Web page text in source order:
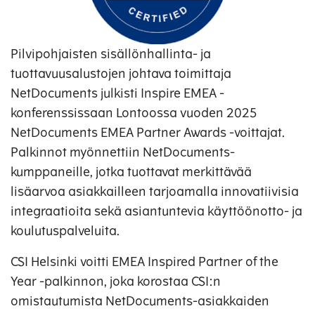
Pilvipohjaisten sisällönhallinta- ja
tuottavuusalustojen johtava toimittaja
NetDocuments julkisti Inspire EMEA -
konferenssissaan Lontoossa vuoden 2025
NetDocuments EMEA Partner Awards -voittajat.
Palkinnot myönnettiin NetDocuments-
kumppaneille, jotka tuottavat merkittävää
lisäarvoa asiakkailleen tarjoamalla innovatiivisia
integraatioita sekä asiantuntevia käyttöönotto- ja
koulutuspalveluita.
CSI Helsinki voitti EMEA Inspired Partner of the
Year -palkinnon, joka korostaa CSI:n
omistautumista NetDocuments-asiakkaiden